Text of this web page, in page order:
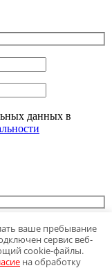
ваше пребывание
сервис веб-
cookie-файлы.
на обработку
данных в